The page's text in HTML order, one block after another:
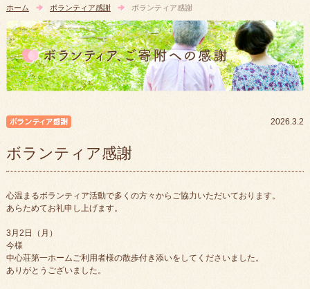
ホーム ボランティア感謝 ボランティア感謝
2026.3.2
ボランティア感謝
心温まるボランティア活動で多くの方々からご協力いただいております。
あらためてお礼申し上げます。
3月2日（月）
今様
中心荘第一ホームご利用者様の散歩付き添いをしてくださいました。
ありがとうございました。